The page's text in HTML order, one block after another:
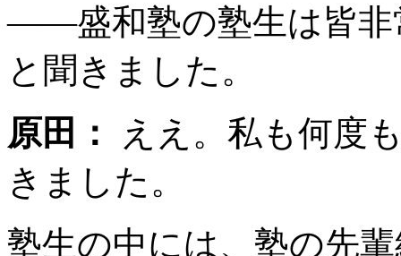
――盛和塾の塾生は皆非
と聞きました。
原田：
ええ。私も何度
きました。
塾生の中には、塾の先